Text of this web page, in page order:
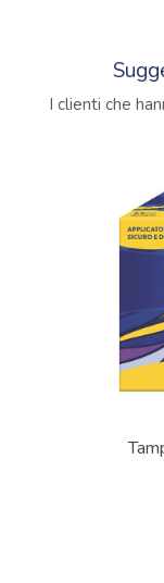
I clienti che